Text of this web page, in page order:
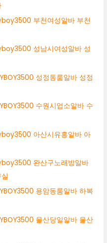
부천여성알바 부천
성남시여성알바 성
성정동룸알바 성정
수원시업소알바 수
아산시유흥알바 아
완산구노래방알바
용암동룸알바 하복
울산당일알바 울산